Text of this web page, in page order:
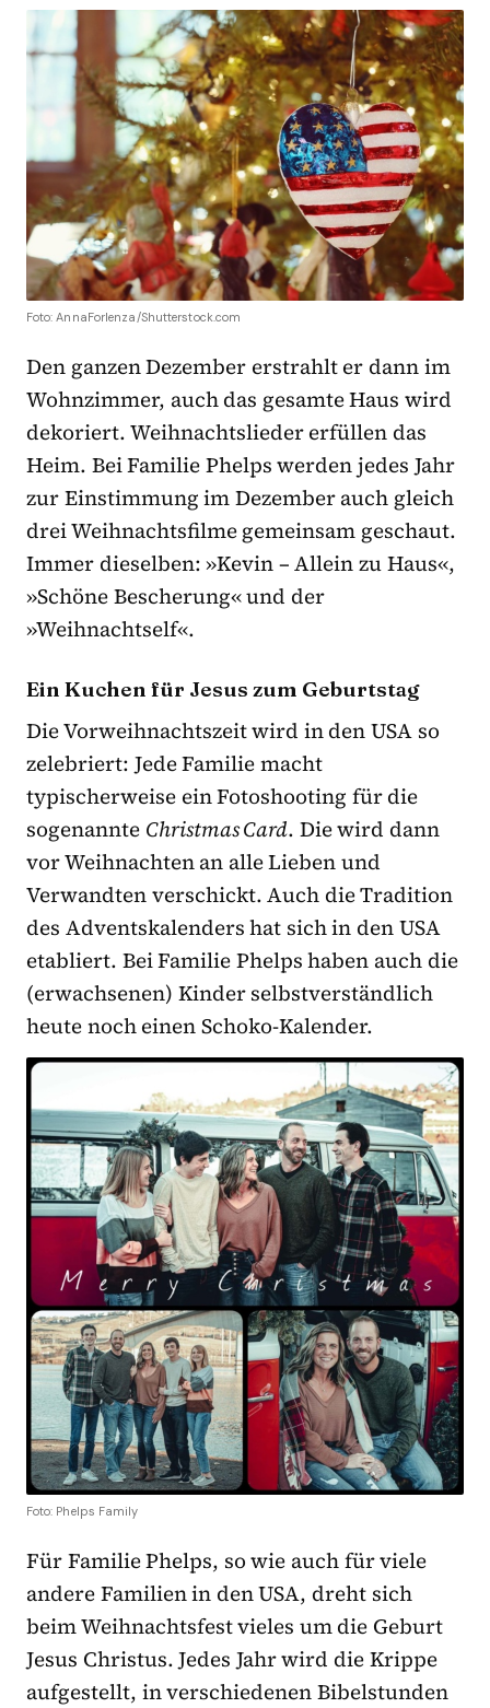
Foto: AnnaForlenza/Shutterstock.com
Den ganzen Dezember erstrahlt er dann im
Wohnzimmer, auch das gesamte Haus wird
dekoriert. Weihnachtslieder erfüllen das
Heim. Bei Familie Phelps werden jedes Jahr
zur Einstimmung im Dezember auch gleich
drei Weihnachtsfilme gemeinsam geschaut.
Immer dieselben: »Kevin – Allein zu Haus«,
»Schöne Bescherung« und der
»Weihnachtself«.
Ein Kuchen für Jesus zum Geburtstag
Die Vorweihnachtszeit wird in den USA so
zelebriert: Jede Familie macht
typischerweise ein Fotoshooting für die
sogenannte Christmas Card. Die wird dann
vor Weihnachten an alle Lieben und
Verwandten verschickt. Auch die Tradition
des Adventskalenders hat sich in den USA
etabliert. Bei Familie Phelps haben auch die
(erwachsenen) Kinder selbstverständlich
heute noch einen Schoko-Kalender.
Foto: Phelps Family
Für Familie Phelps, so wie auch für viele
andere Familien in den USA, dreht sich
beim Weihnachtsfest vieles um die Geburt
Jesus Christus. Jedes Jahr wird die Krippe
aufgestellt, in verschiedenen Bibelstunden